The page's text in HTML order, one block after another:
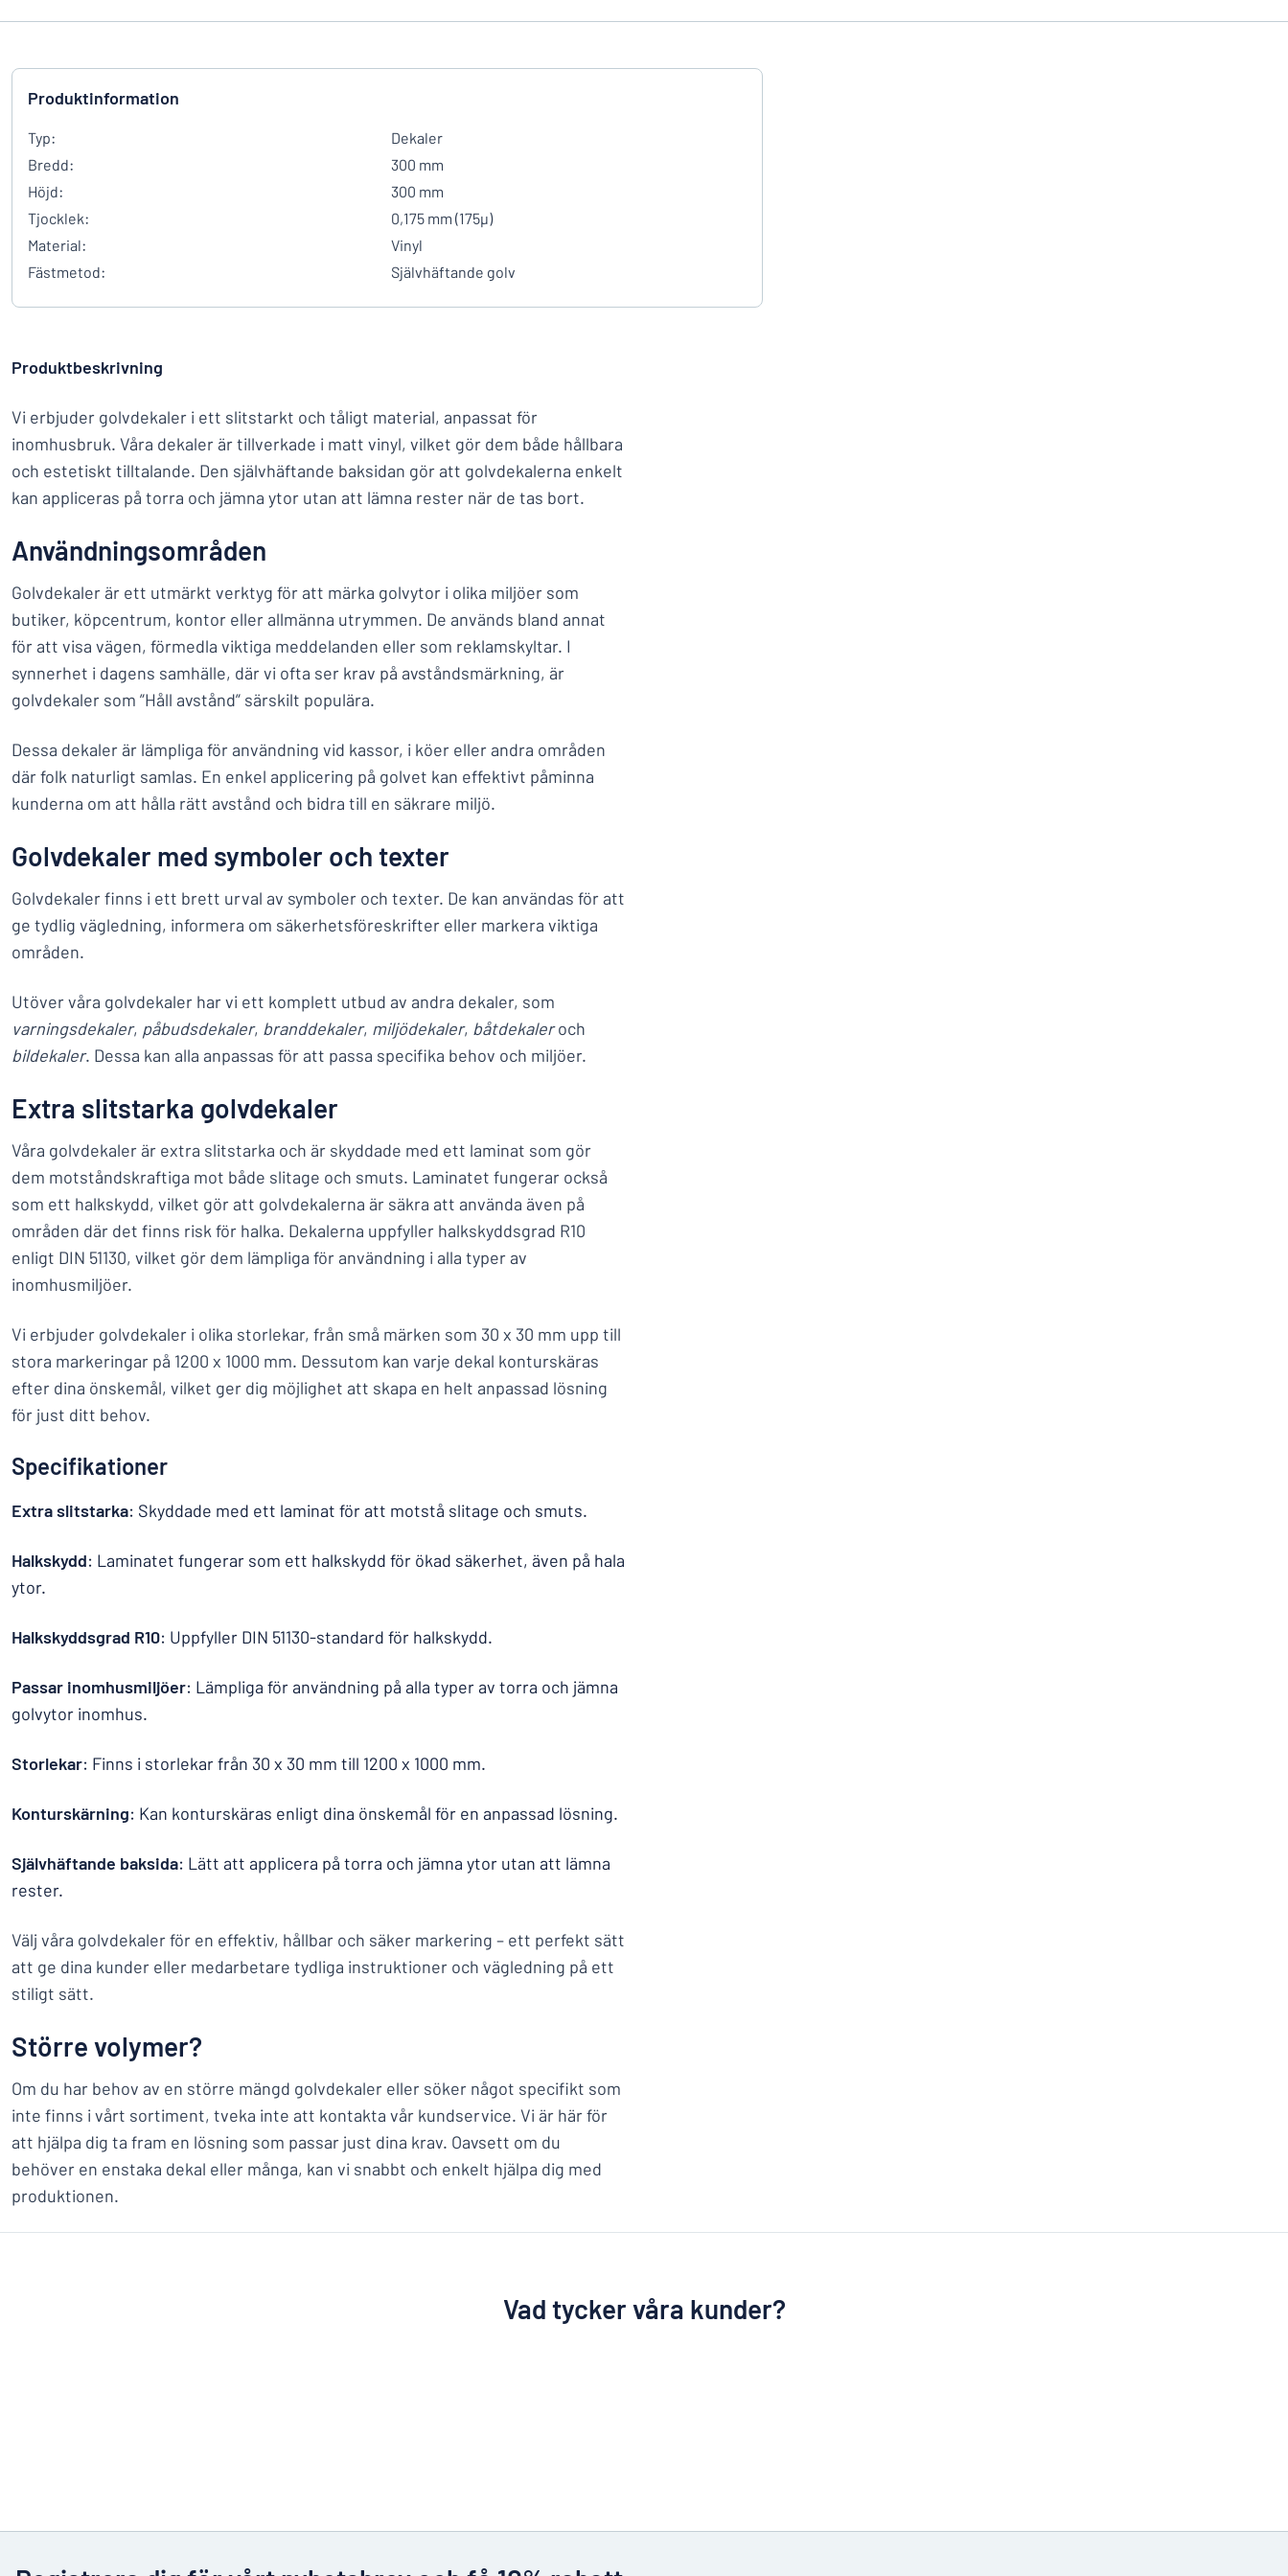
Produktinformation
Typ:
Dekaler
Bredd:
300 mm
Höjd:
300 mm
Tjocklek:
0,175 mm (175µ)
Material:
Vinyl
Fästmetod:
Självhäftande golv
Produktbeskrivning
Vi erbjuder golvdekaler i ett slitstarkt och tåligt material, anpassat för
inomhusbruk. Våra dekaler är tillverkade i matt vinyl, vilket gör dem både hållbara
och estetiskt tilltalande. Den självhäftande baksidan gör att golvdekalerna enkelt
kan appliceras på torra och jämna ytor utan att lämna rester när de tas bort.
Användningsområden
Golvdekaler är ett utmärkt verktyg för att märka golvytor i olika miljöer som
butiker, köpcentrum, kontor eller allmänna utrymmen. De används bland annat
för att visa vägen, förmedla viktiga meddelanden eller som reklamskyltar. I
synnerhet i dagens samhälle, där vi ofta ser krav på avståndsmärkning, är
golvdekaler som ”Håll avstånd” särskilt populära.
Dessa dekaler är lämpliga för användning vid kassor, i köer eller andra områden
där folk naturligt samlas. En enkel applicering på golvet kan effektivt påminna
kunderna om att hålla rätt avstånd och bidra till en säkrare miljö.
Golvdekaler med symboler och texter
Golvdekaler finns i ett brett urval av symboler och texter. De kan användas för att
ge tydlig vägledning, informera om säkerhetsföreskrifter eller markera viktiga
områden.
Utöver våra golvdekaler har vi ett komplett utbud av andra dekaler, som
varningsdekaler, påbudsdekaler, branddekaler, miljödekaler, båtdekaleroch
bildekaler. Dessa kan alla anpassas för att passa specifika behov och miljöer.
Extra slitstarka golvdekaler
Våra golvdekaler är extra slitstarka och är skyddade med ett laminat som gör
dem motståndskraftiga mot både slitage och smuts. Laminatet fungerar också
som ett halkskydd, vilket gör att golvdekalerna är säkra att använda även på
områden där det finns risk för halka. Dekalerna uppfyller halkskyddsgrad R10
enligt DIN 51130, vilket gör dem lämpliga för användning i alla typer av
inomhusmiljöer.
Vi erbjuder golvdekaler i olika storlekar, från små märken som 30 x 30 mm upp till
stora markeringar på 1200 x 1000 mm. Dessutom kan varje dekal konturskäras
efter dina önskemål, vilket ger dig möjlighet att skapa en helt anpassad lösning
för just ditt behov.
Specifikationer
Extra slitstarka: Skyddade med ett laminat för att motstå slitage och smuts.
Halkskydd: Laminatet fungerar som ett halkskydd för ökad säkerhet, även på hala
ytor.
Halkskyddsgrad R10: Uppfyller DIN 51130-standard för halkskydd.
Passar inomhusmiljöer: Lämpliga för användning på alla typer av torra och jämna
golvytor inomhus.
Storlekar: Finns i storlekar från 30 x 30 mm till 1200 x 1000 mm.
Konturskärning: Kan konturskäras enligt dina önskemål för en anpassad lösning.
Självhäftande baksida: Lätt att applicera på torra och jämna ytor utan att lämna
rester.
Välj våra golvdekaler för en effektiv, hållbar och säker markering – ett perfekt sätt
att ge dina kunder eller medarbetare tydliga instruktioner och vägledning på ett
stiligt sätt.
Större volymer?
Om du har behov av en större mängd golvdekaler eller söker något specifikt som
inte finns i vårt sortiment, tveka inte att kontakta vår kundservice. Vi är här för
att hjälpa dig ta fram en lösning som passar just dina krav. Oavsett om du
behöver en enstaka dekal eller många, kan vi snabbt och enkelt hjälpa dig med
produktionen.
Vad tycker våra kunder?